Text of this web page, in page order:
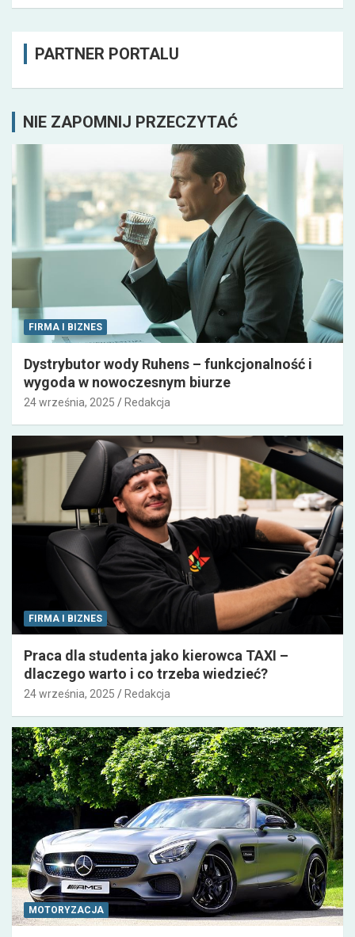
PARTNER PORTALU
NIE ZAPOMNIJ PRZECZYTAĆ
FIRMA I BIZNES
Dystrybutor wody Ruhens – funkcjonalność i
wygoda w nowoczesnym biurze
24 września, 2025 Redakcja
FIRMA I BIZNES
Praca dla studenta jako kierowca TAXI –
dlaczego warto i co trzeba wiedzieć?
24 września, 2025 Redakcja
MOTORYZACJA